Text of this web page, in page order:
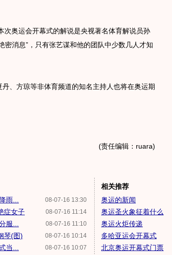
奥运会开幕式的解说是央视著名体育解说员孙
密消息”，只有张艺谋和他的团队中少数几人才知
方琼等非体育频道的知名主持人也将在奥运期
(责任编辑：ruara)
08-07-16 13:30
雨...
08-07-16 11:14
症女子
08-07-16 11:10
服...
08-07-16 10:14
琴(图)
08-07-16 10:07
当...
相关推荐
奥运的新闻
奥运圣火象征着什么
奥运火炬传递
多哈亚运会开幕式
北京奥运开幕式门票